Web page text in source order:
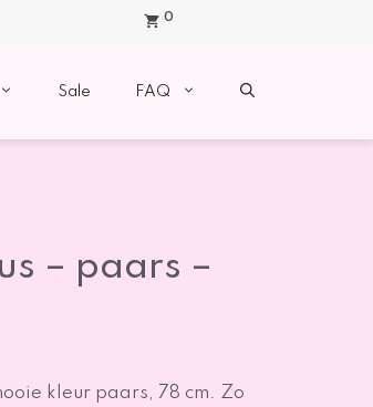
0
Sale FAQ
– paars –
kleur paars, 78 cm. Zo